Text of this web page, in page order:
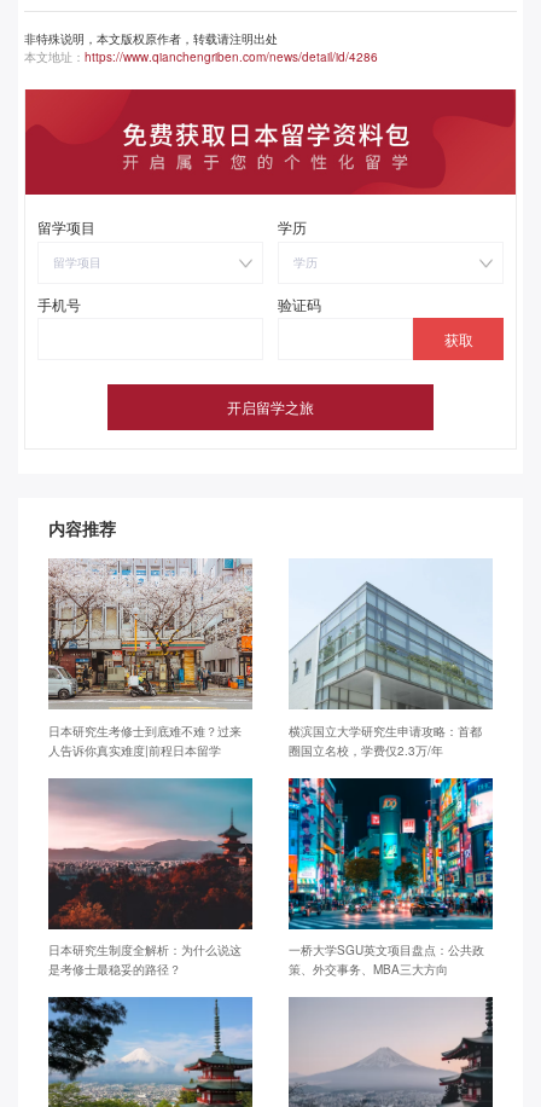
非特殊说明，本文版权原作者，转载请注明出处
本文地址： https://www.qianchengriben.com/news/detail/id/4286
留学项目
留学项目
学历
学历
手机号 验证码
内容推荐
日本研究生考修士到底难不难？过来
人告诉你真实难度|前程日本留学
横滨国立大学研究生申请攻略：首都
圈国立名校，学费仅2.3万/年
日本研究生制度全解析：为什么说这
是考修士最稳妥的路径？
一桥大学SGU英文项目盘点：公共政
策、外交事务、MBA三大方向